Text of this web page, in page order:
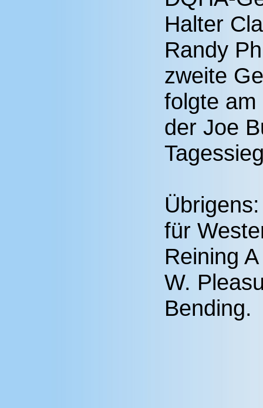
Halter
Randy
zweite
folgte
der Joe
für
Reining
W.
Bending.